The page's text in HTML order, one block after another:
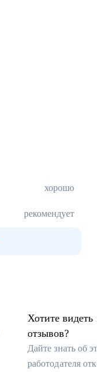
хорошо
рекомендует
Хотите видеть
отзывов?
Дайте знать об
работодателя